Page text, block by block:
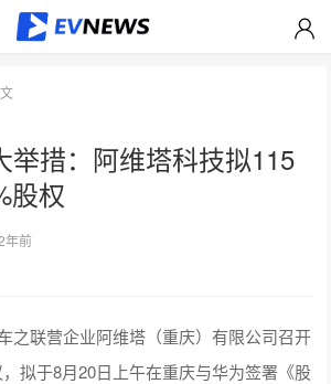
举措：阿维塔科技拟115
股权
年前
之联营企业阿维塔（重庆）有限公司召开
拟于8月20日上午在重庆与华为签署《股